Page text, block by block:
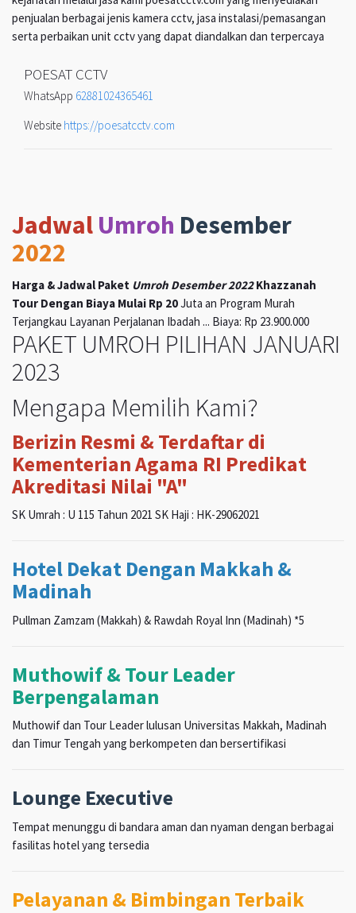
penjualan berbagai jenis kamera cctv, jasa instalasi/pemasangan
serta perbaikan unit cctv yang dapat diandalkan dan terpercaya
POESAT CCTV
WhatsApp 62881024365461
Website https://poesatcctv.com
Jadwal Umroh Desember
2022
Harga & Jadwal Paket Umroh Desember 2022Khazzanah
Tour Dengan Biaya Mulai Rp 20Juta an Program Murah
Terjangkau Layanan Perjalanan Ibadah ... Biaya: Rp 23.900.000
PAKET UMROH PILIHAN JANUARI
2023
Mengapa Memilih Kami?
Berizin Resmi & Terdaftar di
Kementerian Agama RI Predikat
Akreditasi Nilai "A"
SK Umrah : U 115 Tahun 2021 SK Haji : HK-29062021
Hotel Dekat Dengan Makkah &
Madinah
Pullman Zamzam (Makkah) & Rawdah Royal Inn (Madinah) *5
Muthowif & Tour Leader
Berpengalaman
Muthowif dan Tour Leader lulusan Universitas Makkah, Madinah
dan Timur Tengah yang berkompeten dan bersertifikasi
Lounge Executive
Tempat menunggu di bandara aman dan nyaman dengan berbagai
fasilitas hotel yang tersedia
Pelayanan & Bimbingan Terbaik